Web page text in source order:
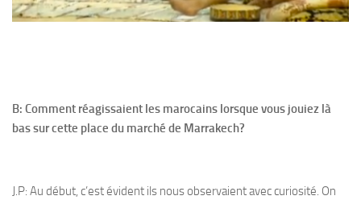
B: Comment réagissaient les marocains lorsque vous jouiez là
bas sur cette place du marché de Marrakech?
J.P: Au début, c’est évident ils nous observaient avec curiosité. On